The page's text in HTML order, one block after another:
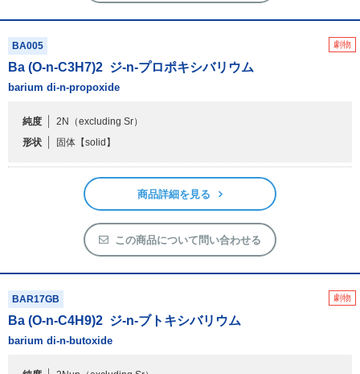
劇物
BA005
Ba (O-n-C3H7)2 ジ-n-プロポキシバリウム
barium di-n-propoxide
純度
2N（excluding Sr）
形状
固体 【solid】
商品詳細を見る
この商品について問い合わせる
劇物
BAR17GB
Ba (O-n-C4H9)2 ジ-n-ブトキシバリウム
barium di-n-butoxide